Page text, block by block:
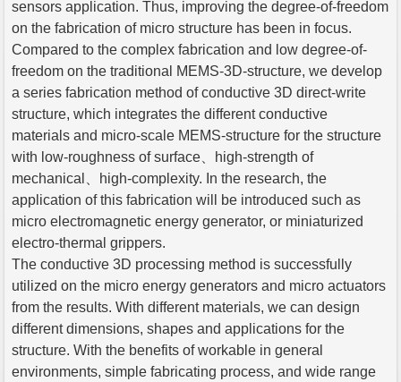
sensors application. Thus, improving the degree-of-freedom
on the fabrication of micro structure has been in focus.
Compared to the complex fabrication and low degree-of-
freedom on the traditional MEMS-3D-structure, we develop
a series fabrication method of conductive 3D direct-write
structure, which integrates the different conductive
materials and micro-scale MEMS-structure for the structure
with low-roughness of surface、high-strength of
mechanical、high-complexity. In the research, the
application of this fabrication will be introduced such as
micro electromagnetic energy generator, or miniaturized
electro-thermal grippers.
The conductive 3D processing method is successfully
utilized on the micro energy generators and micro actuators
from the results. With different materials, we can design
different dimensions, shapes and applications for the
structure. With the benefits of workable in general
environments, simple fabricating process, and wide range